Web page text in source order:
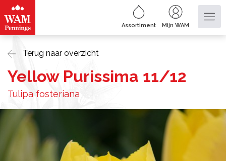
Assortiment Mijn WAM
Terug naar overzicht
Yellow Purissima 11/12
Tulipa fosteriana